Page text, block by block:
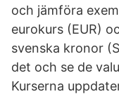
och jämföra
eurokurs (EUR)
svenska kronor
det och se de
Kurserna